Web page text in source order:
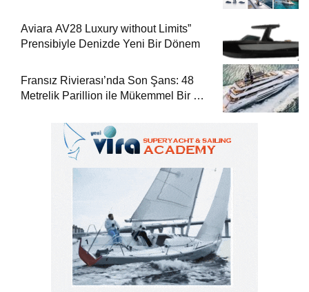
Aviara AV28 Luxury without Limits”
Prensibiyle Denizde Yeni Bir Dönem
Fransız Rivierası’nda Son Şans: 48
Metrelik Parillion ile Mükemmel Bir Yat